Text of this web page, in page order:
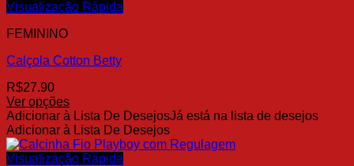
várias
As
podem
escolhidas
na
página
do
produto
Visualização Rápida
FEMININO
Calçola Cotton Betty
R$27.90
Ver opções
Este
produto
tem
várias
Adicionar à Lista De DesejosJá está na lista de desejos
Adicionar à Lista De Desejos
Visualização Rápida